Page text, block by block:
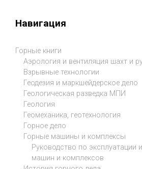
Навигация
Горные книги
Аэрология и вентиляция шахт и
Взрывные технологии
Геодезия и маркшейдерское дело
Геологическая разведка МПИ
Геология
Геомеханика, геотехнология
Горное дело
Горные машины и комплексы
Руководство по эксплуатации
машин и комплексов